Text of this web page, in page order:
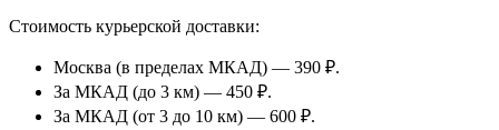
Стоимость курьерской доставки:
Москва (в пределах МКАД) — 390 ₽.
За МКАД (до 3 км) — 450 ₽.
За МКАД (от 3 до 10 км) — 600 ₽.